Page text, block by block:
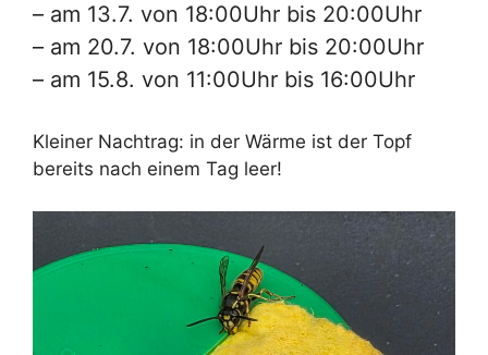
– am 13.7. von 18:00Uhr bis 20:00Uhr
– am 20.7. von 18:00Uhr bis 20:00Uhr
– am 15.8. von 11:00Uhr bis 16:00Uhr
Kleiner Nachtrag: in der Wärme ist der Topf
bereits nach einem Tag leer!